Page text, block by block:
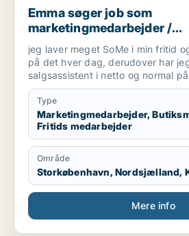
Emma søger job som
marketingmedarbejder /
butiksmedarbejder / fritids
jeg laver meget SoMe i min fritid
på det hver dag, derudover har
salgsassistent i netto og normal
hvert job, og til sidst har jeg været
tjener/servicemedarbejder på en
omrking 1,5 år
Type
Marketingmedarbejder,
Fritids medarbejder
Område
Storkøbenhavn, Nordsjælland,
Mere info